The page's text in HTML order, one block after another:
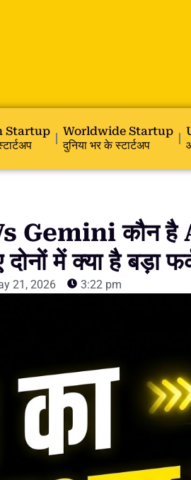
Startup
Worldwide Startup
दुनिया भर के स्टार्टअप
Gemini कौन है
दोनों में क्या है बड़ा
21, 2026 3:22 pm